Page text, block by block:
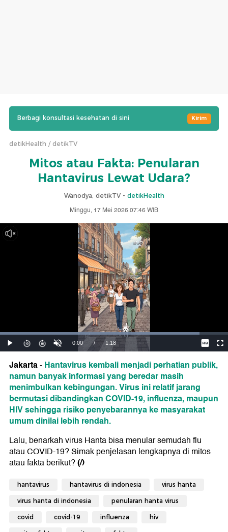
Berbagi konsultasi kesehatan di sini Kirim
detikHealth detikTV
Mitos atau Fakta: Penularan
Hantavirus Lewat Udara?
Wanodya, detikTV - detikHealth
Minggu, 17 Mei 2026 07:46 WIB
Jakarta-Hantavirus kembali menjadi perhatian publik,
namun banyak informasi yang beredar masih
menimbulkan kebingungan. Virus ini relatif jarang
bermutasi dibandingkan COVID-19, influenza, maupun
HIV sehingga risiko penyebarannya ke masyarakat
umum dinilai lebih rendah.
Lalu, benarkah virus Hanta bisa menular semudah flu
atau COVID-19? Simak penjelasan lengkapnya di mitos
atau fakta berikut?(/)
hantavirus hantavirus di indonesia virus hanta
virus hanta di indonesia penularan hanta virus
covid covid-19 influenza hiv